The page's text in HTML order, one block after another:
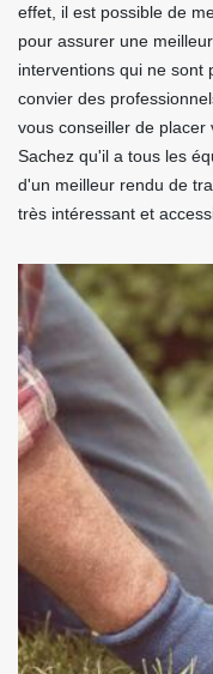
effet, il est possible de
pour assurer une
interventions qui ne sont
convier des
vous conseiller de placer
Sachez qu'il a tous les
d'un meilleur rendu de
très intéressant et